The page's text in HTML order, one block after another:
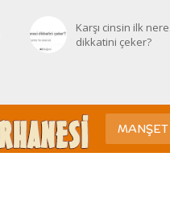
Karşı cinsin ilk
dikkatini çeker?
MANŞET